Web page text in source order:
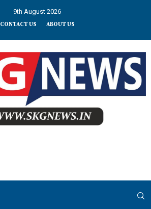
9th August 2026
CONTACT US ABOUT US